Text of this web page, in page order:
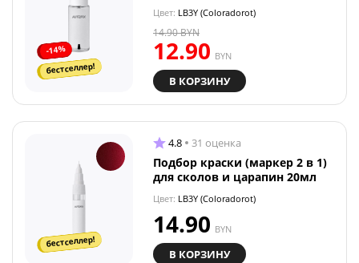
-14%
бестселлер!
Цвет: LB3Y (Coloradorot)
12.90 BYN
14.90BYN
В КОРЗИНУ
бестселлер!
4.8 31 оценка
Подбор краски (маркер 2 в 1)
для сколов и царапин 20мл
Цвет: LB3Y (Coloradorot)
14.90 BYN
В КОРЗИНУ